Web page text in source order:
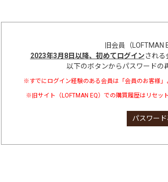
旧会員（LOFTMAN
2023年3月8日以降、初めてログインされる
以下のボタンからパスワードの
※すでにログイン経験のある会員は「会員のお客様」
※旧サイト（LOFTMAN EQ）での購買履歴はリセッ
パスワー